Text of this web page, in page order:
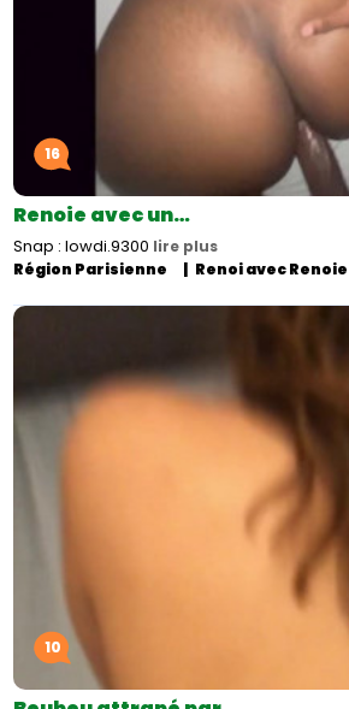
16
Renoie avec un…
Snap : lowdi.9300 lire plus
Région Parisienne
Renoi avec Renoie
10